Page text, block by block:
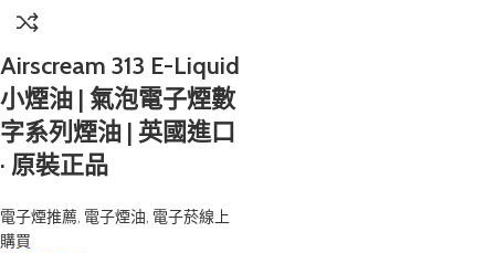
Airscream 313 E-Liquid
小煙油 | 氣泡電子煙數
字系列煙油 | 英國進口
· 原裝正品
電子煙推薦, 電子煙油, 電子菸線上
購買